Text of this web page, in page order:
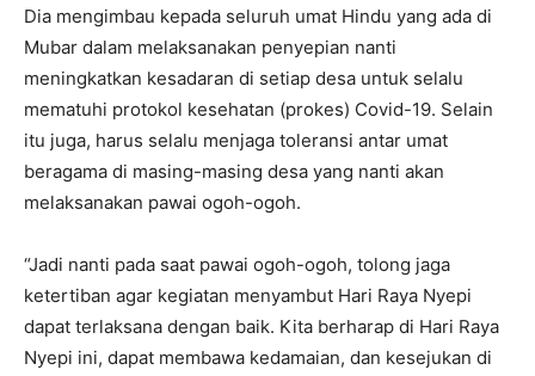
Dia mengimbau kepada seluruh umat Hindu yang ada di
Mubar dalam melaksanakan penyepian nanti
meningkatkan kesadaran di setiap desa untuk selalu
mematuhi protokol kesehatan (prokes) Covid-19. Selain
itu juga, harus selalu menjaga toleransi antar umat
beragama di masing-masing desa yang nanti akan
melaksanakan pawai ogoh-ogoh.
“Jadi nanti pada saat pawai ogoh-ogoh, tolong jaga
ketertiban agar kegiatan menyambut Hari Raya Nyepi
dapat terlaksana dengan baik. Kita berharap di Hari Raya
Nyepi ini, dapat membawa kedamaian, dan kesejukan di